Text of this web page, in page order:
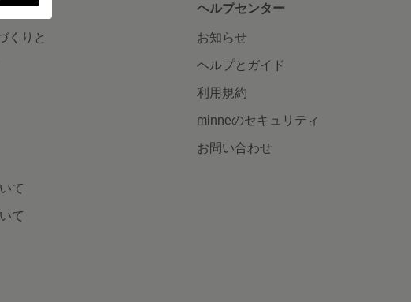
くりと
て
て
ヘルプセンター
お知らせ
ヘルプとガイド
利用規約
minneのセキュリティ
お問い合わせ